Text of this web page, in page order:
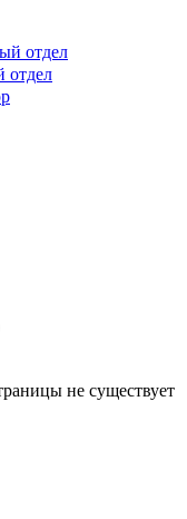
отдел
отдел
не существует